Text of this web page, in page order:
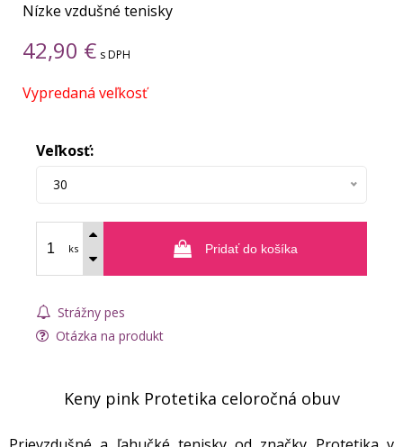
Nízke vzdušné tenisky
42,90 € s DPH
Vypredaná veľkosť
Veľkosť:
30
ks Pridať do košíka
Strážny pes
Otázka na produkt
Keny pink Protetika celoročná obuv